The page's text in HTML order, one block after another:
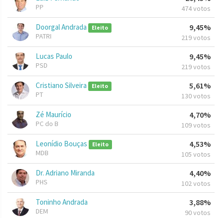
PP 474 votos
Doorgal Andrada Eleito
PATRI
9,45%
219 votos
Lucas Paulo
PSD
9,45%
219 votos
Cristiano Silveira Eleito
PT
5,61%
130 votos
Zé Maurício
PC do B
4,70%
109 votos
Leonídio Bouças Eleito
MDB
4,53%
105 votos
Dr. Adriano Miranda
PHS
4,40%
102 votos
Toninho Andrada
DEM
3,88%
90 votos